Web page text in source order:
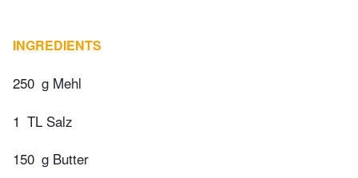
INGREDIENTS
250 g Mehl
1 TL Salz
150 g Butter